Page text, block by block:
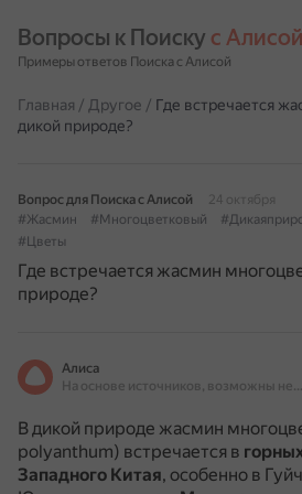
Вопросы к Поиску с Алисой
Примеры ответов Поиска с Алисой
Главная / Другое / Где встречается
дикой природе?
Вопрос для Поиска с Алисой
24 октября
#Жасмин
#Многоцветковый
#Цветы
Где встречается жасмин
природе?
Алиса
На основе источников, возможны неточности
В дикой природе жасмин
polyanthum) встречается в
Западного Китая, особенно в